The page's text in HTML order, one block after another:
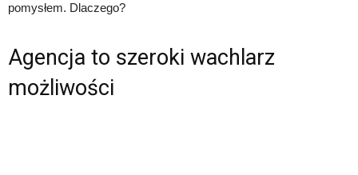
pomysłem. Dlaczego?
Agencja to szeroki wachlarz
możliwości